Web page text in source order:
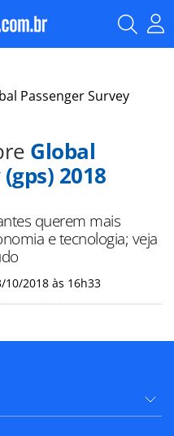
Passenger Survey
Global
2018
querem mais
e tecnologia; veja
10/2018 às 16h33